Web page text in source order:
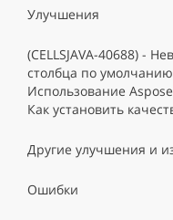
Улучшения
(CELLSJAVA-40688) -
столбца по умолчанию.
Использование Aspose
Как установить
Другие улучшения и
Ошибки